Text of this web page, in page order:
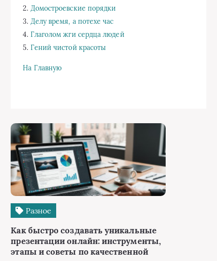
2. Домостроевские порядки
3. Делу время, а потехе час
4. Глаголом жги сердца людей
5. Гений чистой красоты
На Главную
Разное
Как быстро создавать уникальные
презентации онлайн: инструменты,
этапы и советы по качественной